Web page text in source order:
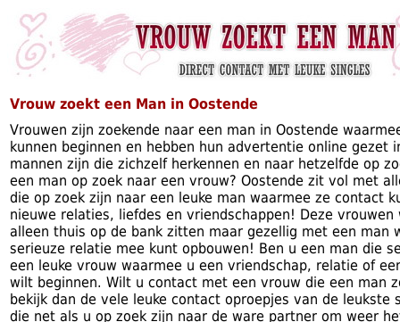
Vrouw zoekt een Man in Oostende
Vrouwen zijn zoekende naar een man in Oostende
kunnen beginnen en hebben hun advertentie online gezet
mannen zijn die zichzelf herkennen en naar hetzelfde op
een man op zoek naar een vrouw? Oostende zit vol met
die op zoek zijn naar een leuke man waarmee ze contact
nieuwe relaties, liefdes en vriendschappen! Deze
alleen thuis op de bank zitten maar gezellig met een man
serieuze relatie mee kunt opbouwen! Ben u een man die
een leuke vrouw waarmee u een vriendschap, relatie of
wilt beginnen. Wilt u contact met een vrouw die een man
bekijk dan de vele leuke contact oproepjes van de leukste
die net als u op zoek zijn naar de ware partner om weer